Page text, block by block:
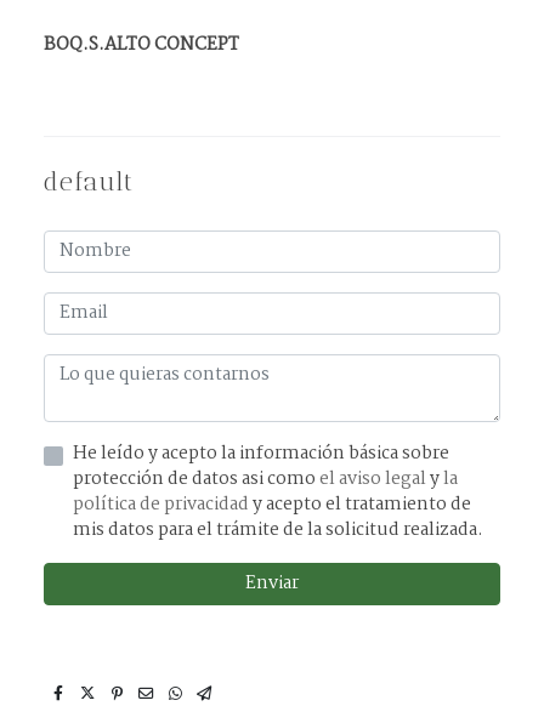
BOQ.S.ALTO CONCEPT
default
He leído y acepto la información básica sobre
protección de datos asi comoel aviso legalyla
política de privacidady acepto el tratamiento de
mis datos para el trámite de la solicitud realizada.
Enviar